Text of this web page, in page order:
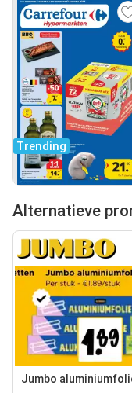
Trending
Alternatieve
Jumbo